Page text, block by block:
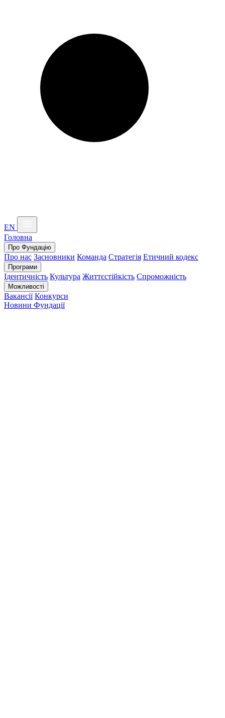
EN
Головна
Про Фундацію
Про нас Засновники Команда Стратегія Етичний кодекс
Програми
Ідентичність Культура Життєстійкість Спроможність
Можливості
Вакансії Конкурси
Новини Фундації